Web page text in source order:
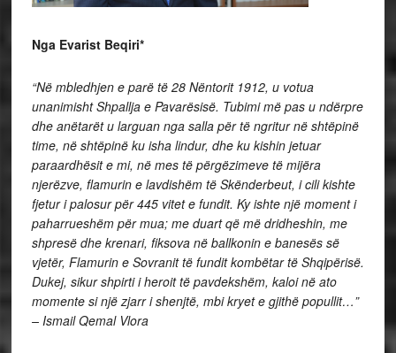
Nga Evarist Beqiri*
“Në mbledhjen e parë të 28 Nëntorit 1912, u votua
unanimisht Shpallja e Pavarësisë. Tubimi më pas u ndërpre
dhe anëtarët u larguan nga salla për të ngritur në shtëpinë
time, në shtëpinë ku isha lindur, dhe ku kishin jetuar
paraardhësit e mi, në mes të përgëzimeve të mijëra
njerëzve, flamurin e lavdishëm të Skënderbeut, i cili kishte
fjetur i palosur për 445 vitet e fundit. Ky ishte një moment i
paharrueshëm për mua; me duart që më dridheshin, me
shpresë dhe krenari, fiksova në ballkonin e banesës së
vjetër, Flamurin e Sovranit të fundit kombëtar të Shqipërisë.
Dukej, sikur shpirti i heroit të pavdekshëm, kaloi në ato
momente si një zjarr i shenjtë, mbi kryet e gjithë popullit…”
– Ismail Qemal Vlora